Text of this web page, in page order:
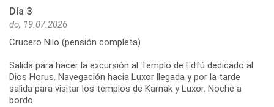
Día 3
do, 19.07.2026
Crucero Nilo (pensión completa)
Salida para hacer la excursión al Templo de Edfú dedicado al
Dios Horus. Navegación hacia Luxor llegada y por la tarde
salida para visitar los templos de Karnak y Luxor. Noche a
bordo.